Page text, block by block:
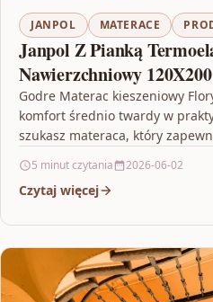
JANPOL MATERACE
Janpol Z Pianką
Nawierzchniowy 120X200
Godre Materac kieszeniowy
komfort średnio twardy w
szukasz materaca, który
5 minut czytania 2026-06-02
Czytaj więcej